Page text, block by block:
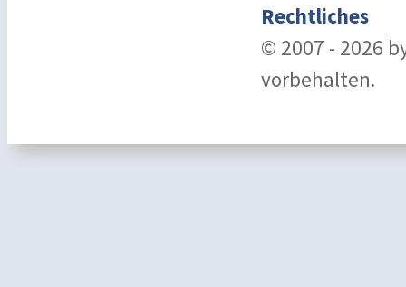
Rechtliches
© 2007 - 2026
vorbehalten.